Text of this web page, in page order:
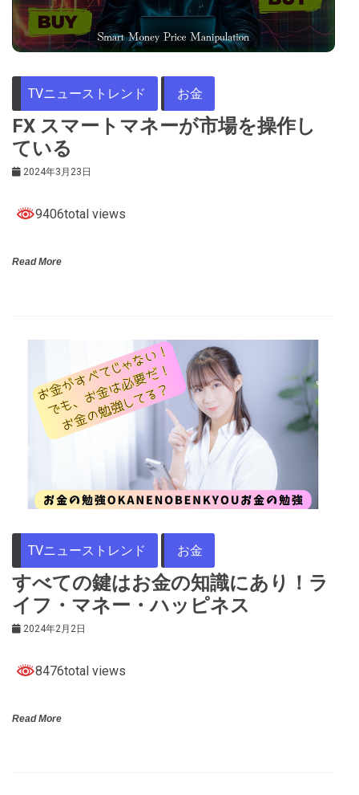
TVニューストレンド お金
FX スマートマネーが市場を操作し
ている
2024年3月23日
9406total views
Read More
TVニューストレンド お金
すべての鍵はお金の知識にあり！ラ
イフ・マネー・ハッピネス
2024年2月2日
8476total views
Read More